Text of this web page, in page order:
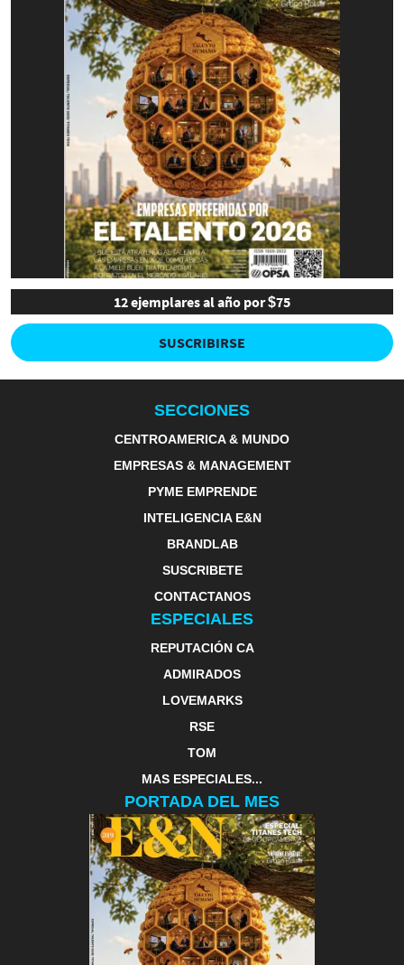
12 ejemplares al año por $75
SUSCRIBIRSE
SECCIONES
CENTROAMERICA & MUNDO
EMPRESAS & MANAGEMENT
PYME EMPRENDE
INTELIGENCIA E&N
BRANDLAB
SUSCRIBETE
CONTACTANOS
ESPECIALES
REPUTACIÓN CA
ADMIRADOS
LOVEMARKS
RSE
TOM
MAS ESPECIALES...
PORTADA DEL MES